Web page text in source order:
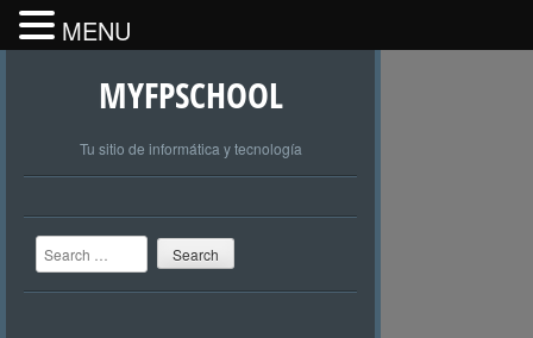
MYFPSCHOOL
Tu sitio de informática y tecnología
Search
MENU